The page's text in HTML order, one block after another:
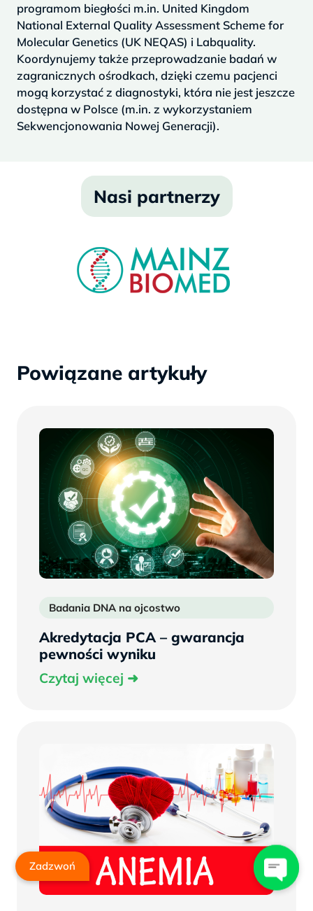
programom biegłości m.in. United Kingdom
National External Quality Assessment Scheme for
Molecular Genetics (UK NEQAS) i Labquality.
Koordynujemy także przeprowadzanie badań w
zagranicznych ośrodkach, dzięki czemu pacjenci
mogą korzystać z diagnostyki, która nie jest jeszcze
dostępna w Polsce (m.in. z wykorzystaniem
Sekwencjonowania Nowej Generacji).
Nasi partnerzy
Powiązane artykuły
Badania DNA na ojcostwo
Akredytacja PCA – gwarancja
pewności wyniku
Czytaj więcej Czytaj
Zadzwoń